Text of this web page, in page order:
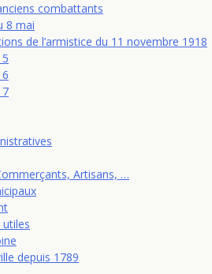
combattants
8 mai
de l’armistice du 11 novembre 1918
Artisans, …
depuis 1789